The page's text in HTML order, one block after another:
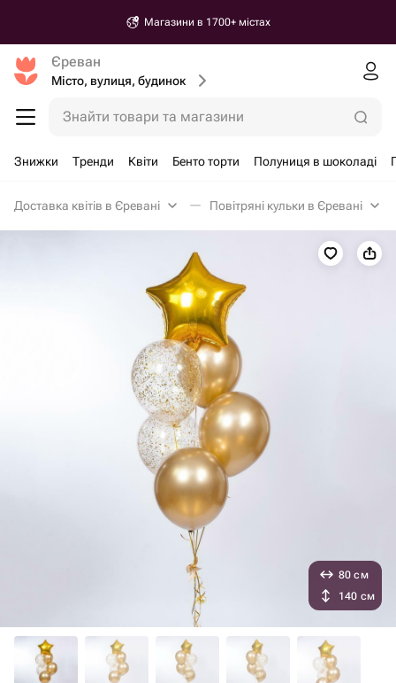
Магазини в 1700+ містах
Єреван
Місто, вулиця, будинок
Знайти товари та магазини
Знижки Тренди Квіти Бенто торти Полуниця в шоколаді
Доставка квітів в Єревані Повітряні кульки в Єревані
80 см
140 см